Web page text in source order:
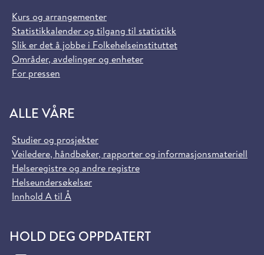
Kurs og arrangementer
Statistikkalender og tilgang til statistikk
Slik er det å jobbe i Folkehelseinstituttet
Områder, avdelinger og enheter
For pressen
ALLE VÅRE
Studier og prosjekter
Veiledere, håndbøker, rapporter og informasjonsmateriell
Helseregistre og andre registre
Helseundersøkelser
Innhold A til Å
HOLD DEG OPPDATERT